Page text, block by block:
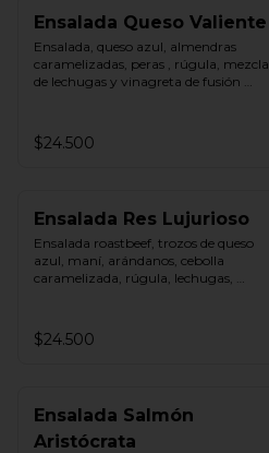
Ensalada Queso Valiente
Ensalada, queso azul, almendras
caramelizadas, peras , rúgula, mezcla
de lechugas y vinagreta de fusión
$24.500
Ensalada Res Lujurioso
Ensalada roastbeef, trozos de queso
azul, maní, arándanos, cebolla
caramelizada, rúgula, lechugas,
$24.500
Ensalada Salmón
Aristócrata